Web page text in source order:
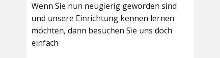
Wenn Sie nun neugierig geworden sind
und unsere Einrichtung kennen lernen
möchten, dann besuchen Sie uns doch
einfach